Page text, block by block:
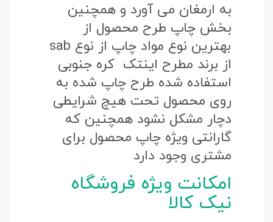
به ارمغان می آورد و همچنین
بخش چاپ طرح محصول از
بهترین نوع مواد چاپ از نوع sab
از برند مطرح اینتک کره جنوبی
استفاده شده طرح چاپ شده به
روی محصول تحت هیچ شرایطی
دچار مشکل نشود همچنین که
گارانتی ویژه چاپ محصول برای
مشتری وجود دارد
امکانت ویژه فروشگاه
نیک کالا